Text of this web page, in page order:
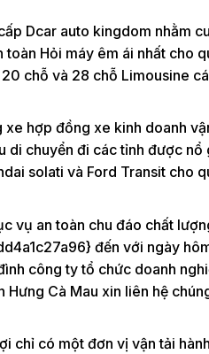
Dcar auto kingdom nhằm
Hỏi máy êm ái nhất cho
chỗ và 28 chỗ Limousine
hợp đồng xe kinh doanh
di chuyển đi các tỉnh được nổ
solati và Ford Transit cho
vụ an toàn chu đáo chất
đến với ngày
công ty tổ chức doanh
Cà Mau xin liên hệ
chỉ có một đơn vị vận tải